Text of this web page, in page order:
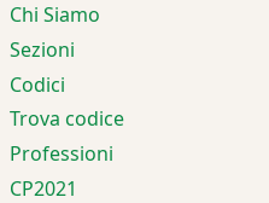
Chi Siamo
Sezioni
Codici
Trova codice
Professioni
CP2021